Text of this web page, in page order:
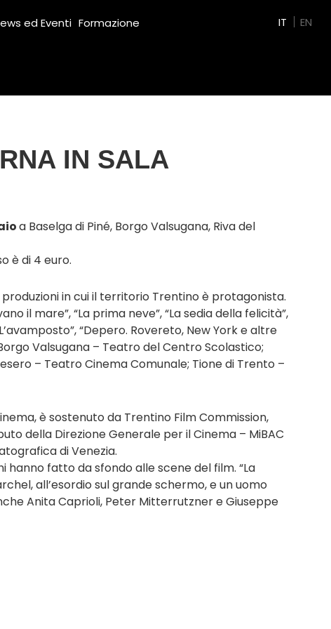
ed Eventi Formazione IT EN
IN SALA
a Baselga di Piné, Borgo Valsugana, Riva del
è di 4 euro.
in cui il territorio Trentino è protagonista.
il mare”, “La prima neve”, “La sedia della felicità”,
“Depero. Rovereto, New York e altre
Valsugana – Teatro del Centro Scolastico;
– Teatro Cinema Comunale; Tione di Trento –
è sostenuto da Trentino Film Commission,
della Direzione Generale per il Cinema – MiBAC
di Venezia.
fatto da sfondo alle scene del film. “La
all’esordio sul grande schermo, e un uomo
Anita Caprioli, Peter Mitterrutzner e Giuseppe